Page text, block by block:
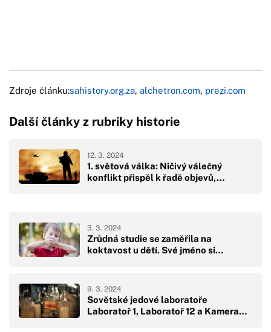
Zdroje článku:sahistory.org.za, alchetron.com, prezi.com
Další články z rubriky historie
1. světová válka: Ničivý válečný
konflikt přispěl k řadě objevů,…
12. 3. 2024
Zrůdná studie se zaměřila na
koktavost u dětí. Své jméno si…
3. 3. 2024
Sovětské jedové laboratoře
Laboratoř 1, Laboratoř 12 a Kamera…
9. 3. 2024